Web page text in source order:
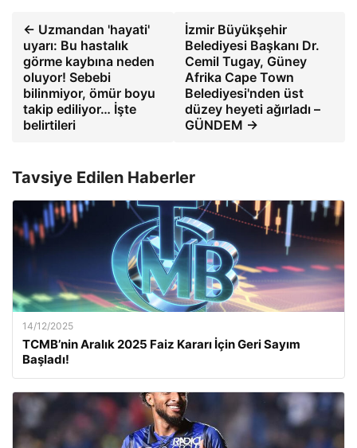
← Uzmandan 'hayati'
uyarı: Bu hastalık
görme kaybına neden
oluyor! Sebebi
bilinmiyor, ömür boyu
takip ediliyor… İşte
belirtileri
İzmir Büyükşehir
Belediyesi Başkanı Dr.
Cemil Tugay, Güney
Afrika Cape Town
Belediyesi'nden üst
düzey heyeti ağırladı –
GÜNDEM →
Tavsiye Edilen Haberler
14/12/2025
TCMB’nin Aralık 2025 Faiz Kararı İçin Geri Sayım
Başladı!